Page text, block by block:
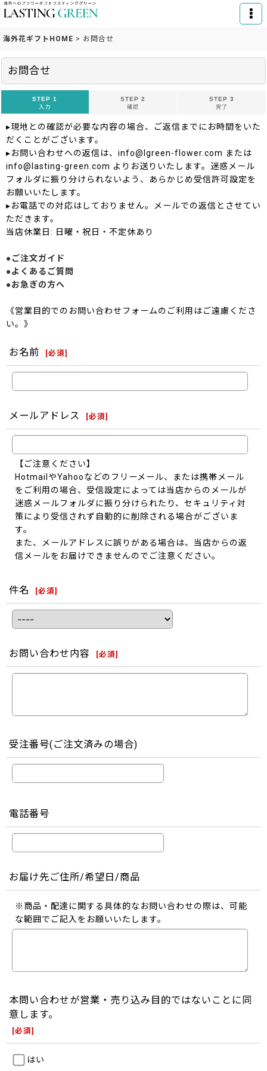
海外花ギフトHOME > お問合せ
お問合せ
STEP 1
入力
STEP 2
確認
STEP 3
完了
▸現地との確認が必要な内容の場合、ご返信までにお時間をいた
だくことがございます。
▸お問い合わせへの返信は、info@lgreen-flower.com または
info@lasting-green.com よりお送りいたします。迷惑メール
フォルダに振り分けられないよう、あらかじめ受信許可設定を
お願いいたします。
▸お電話での対応はしておりません。メールでの返信とさせてい
ただきます。
当店休業日: 日曜・祝日・不定休あり
●ご注文ガイド
●よくあるご質問
●お急ぎの方へ
《営業目的でのお問い合わせフォームのご利用はご遠慮くださ
い。》
お名前 [必須]
メールアドレス [必須]
【ご注意ください】
HotmailやYahooなどのフリーメール、または携帯メール
をご利用の場合、受信設定によっては当店からのメールが
迷惑メールフォルダに振り分けられたり、セキュリティ対
策により受信されず自動的に削除される場合がございま
す。
また、メールアドレスに誤りがある場合は、当店からの返
信メールをお届けできませんのでご注意ください。
件名 [必須]
お問い合わせ内容 [必須]
受注番号(ご注文済みの場合)
電話番号
お届け先ご住所/希望日/商品
※商品・配達に関する具体的なお問い合わせの際は、可能
な範囲でご記入をお願いいたします。
本問い合わせが営業・売り込み目的ではないことに同
意します。
[必須]
はい